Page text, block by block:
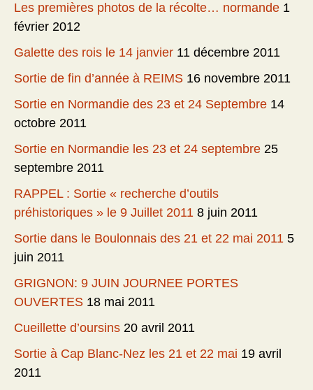
Les premières photos de la récolte… normande 1
février 2012
Galette des rois le 14 janvier 11 décembre 2011
Sortie de fin d’année à REIMS 16 novembre 2011
Sortie en Normandie des 23 et 24 Septembre 14
octobre 2011
Sortie en Normandie les 23 et 24 septembre 25
septembre 2011
RAPPEL : Sortie « recherche d’outils
préhistoriques » le 9 Juillet 2011 8 juin 2011
Sortie dans le Boulonnais des 21 et 22 mai 2011 5
juin 2011
GRIGNON: 9 JUIN JOURNEE PORTES
OUVERTES 18 mai 2011
Cueillette d’oursins 20 avril 2011
Sortie à Cap Blanc-Nez les 21 et 22 mai 19 avril
2011